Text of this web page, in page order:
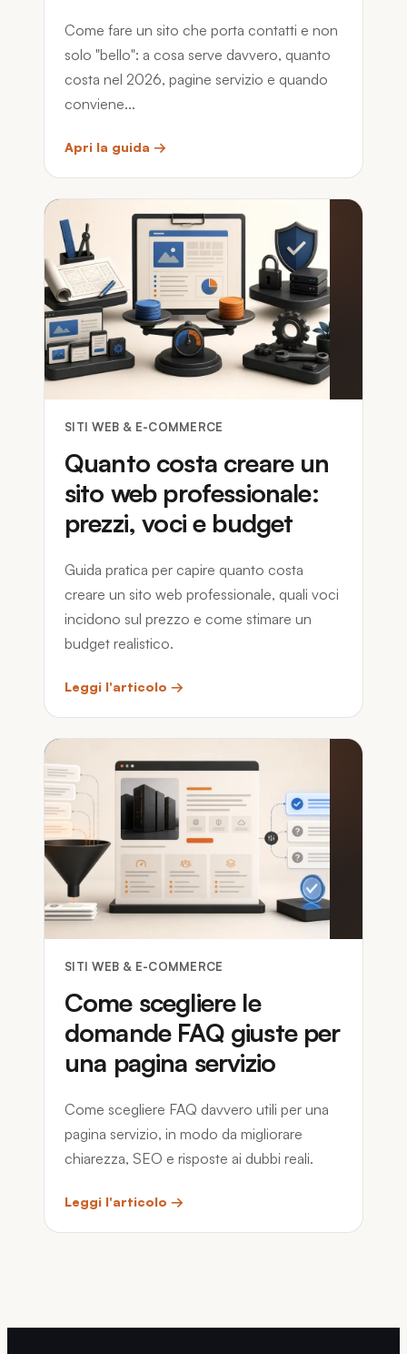
Come fare un sito che porta contatti e non
solo "bello": a cosa serve davvero, quanto
costa nel 2026, pagine servizio e quando
conviene...
Apri la guida →
SITI WEB & E-COMMERCE
Quanto costa creare un
sito web professionale:
prezzi, voci e budget
Guida pratica per capire quanto costa
creare un sito web professionale, quali voci
incidono sul prezzo e come stimare un
budget realistico.
Leggi l'articolo →
SITI WEB & E-COMMERCE
Come scegliere le
domande FAQ giuste per
una pagina servizio
Come scegliere FAQ davvero utili per una
pagina servizio, in modo da migliorare
chiarezza, SEO e risposte ai dubbi reali.
Leggi l'articolo →